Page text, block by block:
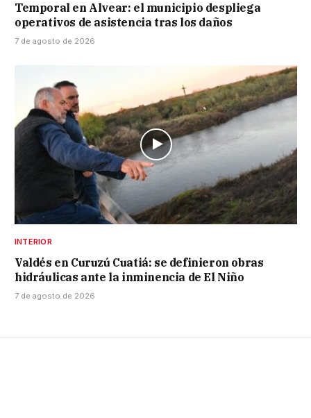
Temporal en Alvear: el municipio despliega
operativos de asistencia tras los daños
7 de agosto de 2026
INTERIOR
Valdés en Curuzú Cuatiá: se definieron obras
hidráulicas ante la inminencia de El Niño
7 de agosto de 2026